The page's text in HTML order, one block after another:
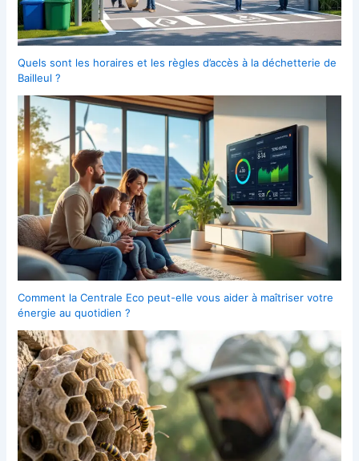
Quels sont les horaires et les règles d’accès à la déchetterie de
Bailleul ?
Comment la Centrale Eco peut-elle vous aider à maîtriser votre
énergie au quotidien ?